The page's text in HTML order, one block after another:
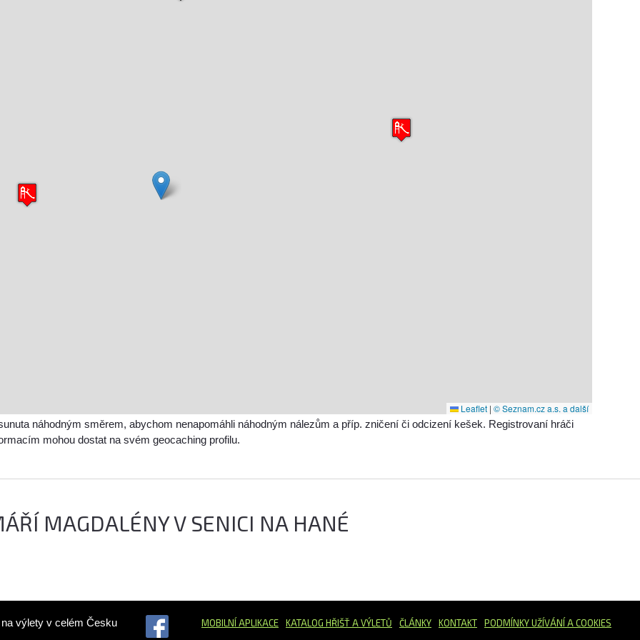
Leaflet | © Seznam.cz a.s. a další
náhodným směrem, abychom nenapomáhli náhodným nálezům a příp. zničení či odcizení kešek. Registrovaní hráči
mohou dostat na svém geocaching profilu.
MAGDALÉNY V SENICI NA HANÉ
výlety v celém Česku MOBILNÍ APLIKACE KATALOG HŘIŠŤA VÝLETŮ ČLÁNKY KONTAKT PODMÍNKY UŽÍVÁNÍ A COOKIES